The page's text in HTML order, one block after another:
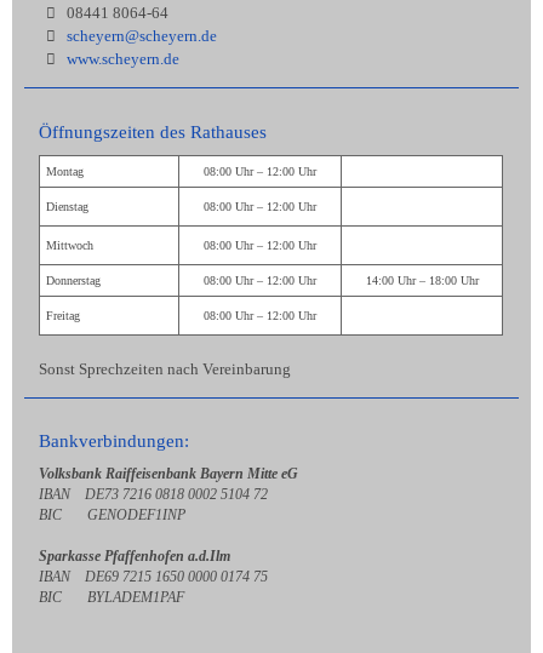
08441 8064-64
scheyern@scheyern.de
www.scheyern.de
Öffnungszeiten des Rathauses
Montag 08:00 Uhr – 12:00 Uhr
Dienstag 08:00 Uhr – 12:00 Uhr
Mittwoch 08:00 Uhr – 12:00 Uhr
Donnerstag 08:00 Uhr – 12:00 Uhr 14:00 Uhr – 18:00 Uhr
Freitag 08:00 Uhr – 12:00 Uhr
Sonst Sprechzeiten nach Vereinbarung
Bankverbindungen:
Volksbank Raiffeisenbank Bayern Mitte eG
IBAN DE73 7216 0818 0002 5104 72
BIC GENODEF1INP
Sparkasse Pfaffenhofen a.d.Ilm
IBAN DE69 7215 1650 0000 0174 75
BIC BYLADEM1PAF